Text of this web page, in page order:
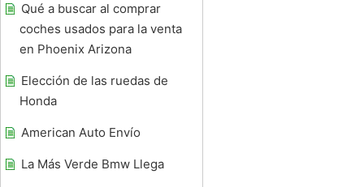
Qué a buscar al comprar
coches usados ​​para la venta
en Phoenix Arizona
Elección de las ruedas de
Honda
American Auto Envío
La Más Verde Bmw Llega